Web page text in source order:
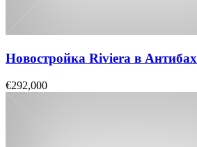
Новостройка Riviera в Антибах
€292,000